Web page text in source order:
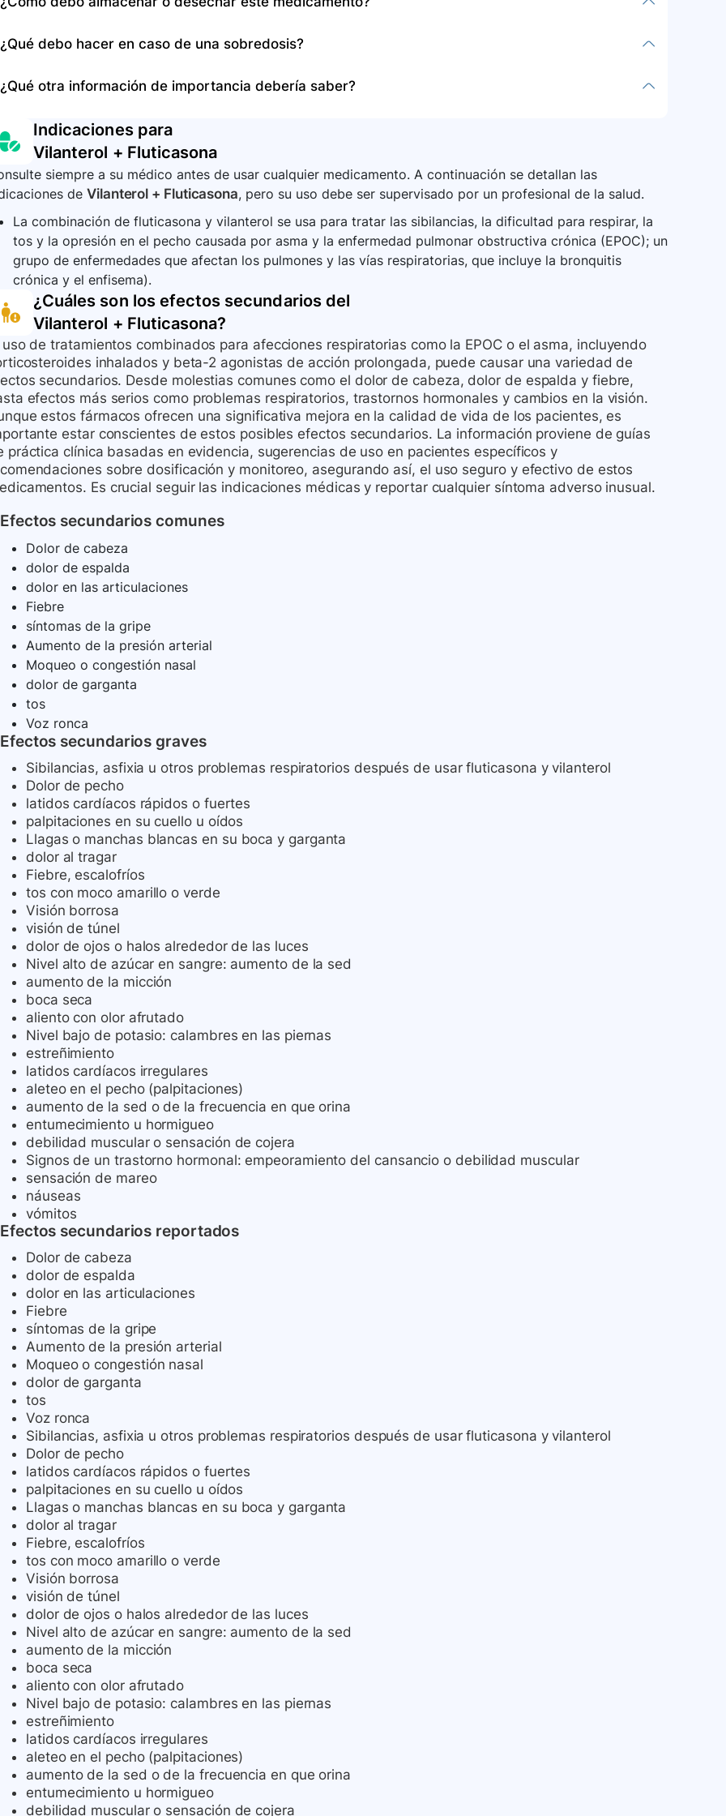
arterial, problemas respiratorios, dolor de pecho, latidos cardíacos rápidos, infecciones bucales,
del vilanterol/fluticasona, pero generalmente se recomienda seguir las instrucciones del fabricante y
¿Qué debo hacer en caso de una sobredosis?
la información dada. Generalmente, en caso de sobredosis, es necesario buscar atención médica
¿Qué otra información de importancia debería saber?
asma. Debe ser consciente de los efectos secundarios y notificar a su médico cualquier cambio en
su estado de salud. También es crucial seguir las recomendaciones para pacientes con condiciones
especiales como embarazo, lactancia, y enfermedades hepáticas o renales.
Indicaciones para
Vilanterol + Fluticasona
siempre a su médico antes de usar cualquier medicamento. A continuación se detallan las
de Vilanterol + Fluticasona, pero su uso debe ser supervisado por un profesional de la salud.
La combinación de fluticasona y vilanterol se usa para tratar las sibilancias, la dificultad para respirar, la
tos y la opresión en el pecho causada por asma y la enfermedad pulmonar obstructiva crónica (EPOC); un
grupo de enfermedades que afectan los pulmones y las vías respiratorias, que incluye la bronquitis
crónica y el enfisema).
¿Cuáles son los efectos secundarios del
Vilanterol + Fluticasona?
uso de tratamientos combinados para afecciones respiratorias como la EPOC o el asma, incluyendo
inhalados y beta-2 agonistas de acción prolongada, puede causar una variedad de
secundarios. Desde molestias comunes como el dolor de cabeza, dolor de espalda y fiebre,
efectos más serios como problemas respiratorios, trastornos hormonales y cambios en la visión.
estos fármacos ofrecen una significativa mejora en la calidad de vida de los pacientes, es
estar conscientes de estos posibles efectos secundarios. La información proviene de guías
práctica clínica basadas en evidencia, sugerencias de uso en pacientes específicos y
sobre dosificación y monitoreo, asegurando así, el uso seguro y efectivo de estos
Es crucial seguir las indicaciones médicas y reportar cualquier síntoma adverso inusual.
Efectos secundarios comunes
Dolor de cabeza
dolor de espalda
dolor en las articulaciones
Fiebre
síntomas de la gripe
Aumento de la presión arterial
Moqueo o congestión nasal
dolor de garganta
tos
Voz ronca
Efectos secundarios graves
Sibilancias, asfixia u otros problemas respiratorios después de usar fluticasona y vilanterol
Dolor de pecho
latidos cardíacos rápidos o fuertes
palpitaciones en su cuello u oídos
Llagas o manchas blancas en su boca y garganta
dolor al tragar
Fiebre, escalofríos
tos con moco amarillo o verde
Visión borrosa
visión de túnel
dolor de ojos o halos alrededor de las luces
Nivel alto de azúcar en sangre: aumento de la sed
aumento de la micción
boca seca
aliento con olor afrutado
Nivel bajo de potasio: calambres en las piernas
estreñimiento
latidos cardíacos irregulares
aleteo en el pecho (palpitaciones)
aumento de la sed o de la frecuencia en que orina
entumecimiento u hormigueo
debilidad muscular o sensación de cojera
Signos de un trastorno hormonal: empeoramiento del cansancio o debilidad muscular
sensación de mareo
náuseas
vómitos
Efectos secundarios reportados
Dolor de cabeza
dolor de espalda
dolor en las articulaciones
Fiebre
síntomas de la gripe
Aumento de la presión arterial
Moqueo o congestión nasal
dolor de garganta
tos
Voz ronca
Sibilancias, asfixia u otros problemas respiratorios después de usar fluticasona y vilanterol
Dolor de pecho
latidos cardíacos rápidos o fuertes
palpitaciones en su cuello u oídos
Llagas o manchas blancas en su boca y garganta
dolor al tragar
Fiebre, escalofríos
tos con moco amarillo o verde
Visión borrosa
visión de túnel
dolor de ojos o halos alrededor de las luces
Nivel alto de azúcar en sangre: aumento de la sed
aumento de la micción
boca seca
aliento con olor afrutado
Nivel bajo de potasio: calambres en las piernas
estreñimiento
latidos cardíacos irregulares
aleteo en el pecho (palpitaciones)
aumento de la sed o de la frecuencia en que orina
entumecimiento u hormigueo
debilidad muscular o sensación de cojera